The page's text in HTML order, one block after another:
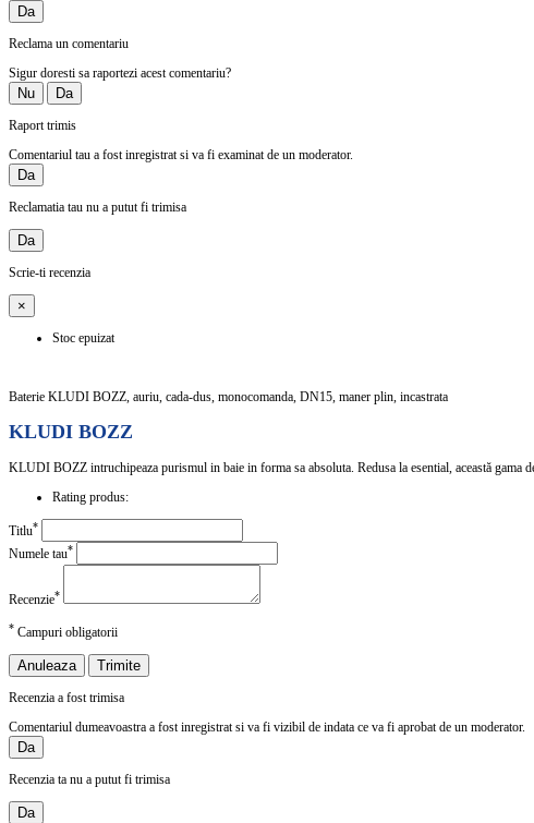
Da
Reclama un comentariu
Sigur doresti sa raportezi acest comentariu?
Nu Da
Raport trimis
Comentariul tau a fost inregistrat si va fi examinat de un moderator.
Da
Reclamatia tau nu a putut fi trimisa
Da
Scrie-ti recenzia
×
Stoc epuizat
Baterie KLUDI BOZZ, auriu, cada-dus, monocomanda, DN15, maner plin, incastrata
KLUDI BOZZ
KLUDI BOZZ intruchipeaza purismul in baie in forma sa absoluta. Redusa la esential, această gama
Rating produs:
Titlu*
Numele tau*
Recenzie*
* Campuri obligatorii
Anuleaza Trimite
Recenzia a fost trimisa
Comentariul dumeavoastra a fost inregistrat si va fi vizibil de indata ce va fi aprobat de un moderator.
Da
Recenzia ta nu a putut fi trimisa
Da